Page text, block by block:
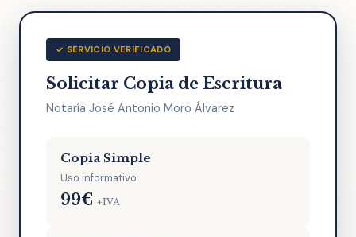
✓ SERVICIO VERIFICADO
Solicitar Copia de Escritura
Notaría José Antonio Moro Álvarez
Copia Simple
Uso informativo
99€ +IVA